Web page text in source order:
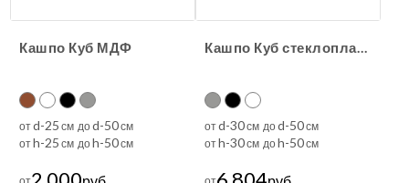
Кашпо Куб МДФ
отd-25 см доd-50см
отh-25 см доh-50см
Кашпо Куб стеклопластик
отd-30см доd-50см
отh-30см доh-50см